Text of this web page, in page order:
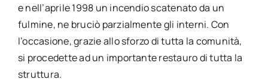
e nell’aprile 1998 un incendio scatenato da un
fulmine, ne bruciò parzialmente gli interni. Con
l’occasione, grazie allo sforzo di tutta la comunità,
si procedette ad un importante restauro di tutta la
struttura.